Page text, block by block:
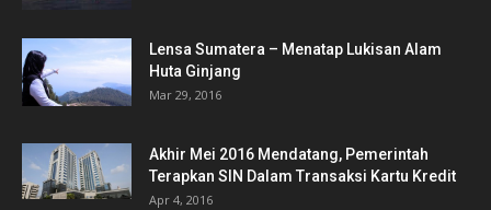
Lensa Sumatera – Menatap Lukisan Alam
Huta Ginjang
Mar 29, 2016
Akhir Mei 2016 Mendatang, Pemerintah
Terapkan SIN Dalam Transaksi Kartu Kredit
Apr 4, 2016